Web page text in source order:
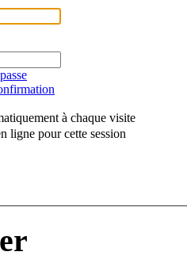
à chaque visite
ligne pour cette session